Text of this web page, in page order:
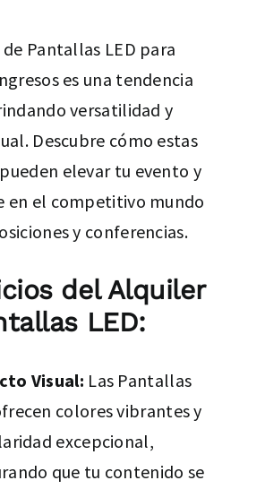
Pantallas LED para
es una tendencia
versatilidad y
Descubre cómo estas
elevar tu evento y
en el competitivo mundo
y conferencias.
del Alquiler
LED:
Visual: Las Pantallas
colores vibrantes y
excepcional,
que tu contenido se